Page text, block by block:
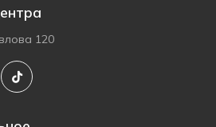
120